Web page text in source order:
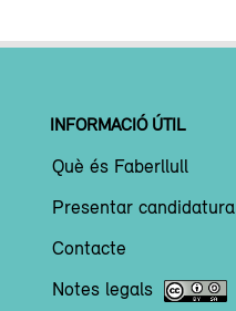
INFORMACIÓ ÚTIL
Què és Faberllull
Presentar candidatura
Contacte
Notes legals